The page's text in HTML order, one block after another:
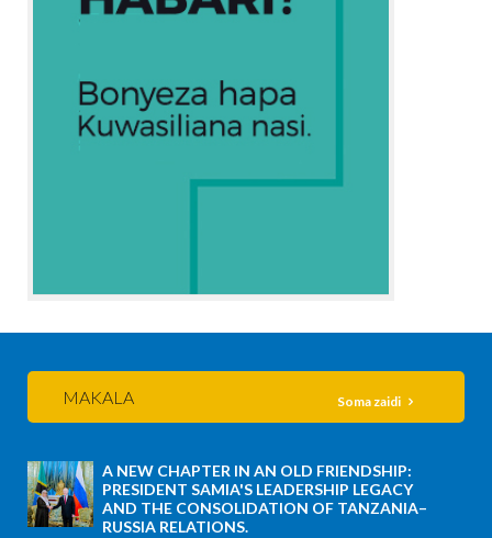
MAKALA Soma zaidi
A NEW CHAPTER IN AN OLD FRIENDSHIP:
PRESIDENT SAMIA'S LEADERSHIP LEGACY
AND THE CONSOLIDATION OF TANZANIA–
RUSSIA RELATIONS.